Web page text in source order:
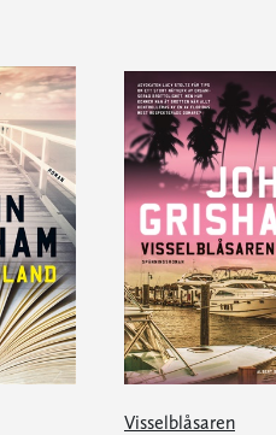
Visselblåsaren